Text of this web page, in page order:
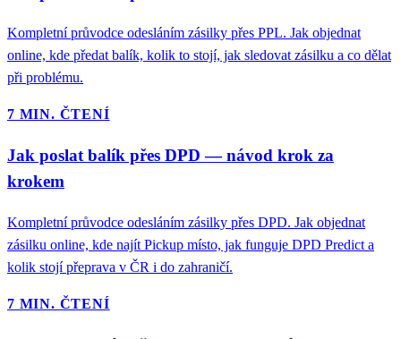
Kompletní průvodce odesláním zásilky přes PPL. Jak objednat
online, kde předat balík, kolik to stojí, jak sledovat zásilku a co dělat
při problému.
7 MIN. ČTENÍ
Jak poslat balík přes DPD — návod krok za
krokem
Kompletní průvodce odesláním zásilky přes DPD. Jak objednat
zásilku online, kde najít Pickup místo, jak funguje DPD Predict a
kolik stojí přeprava v ČR i do zahraničí.
7 MIN. ČTENÍ